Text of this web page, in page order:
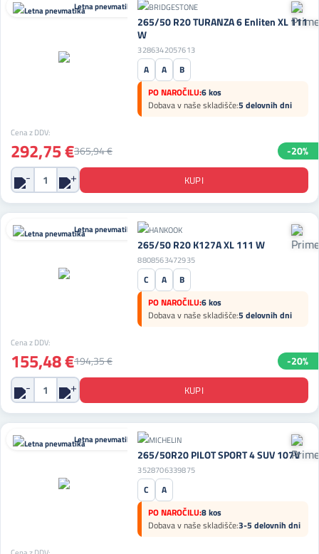
Letna pnevmatika
265/50 R20 TURANZA 6 Enliten XL 111
W
3286342057613
A A
B
PO NAROČILU:6 kos
Dobava v naše skladišče:5 delovnih dni
Cena z DDV:
292,75 €365,94 € -20%
Letna pnevmatika
265/50 R20 K127A XL 111 W
8808563472935
C A
B
PO NAROČILU:6 kos
Dobava v naše skladišče:5 delovnih dni
Cena z DDV:
155,48 €194,35 € -20%
Letna pnevmatika
265/50R20 PILOT SPORT 4 SUV 107V
3528706339875
C
A
PO NAROČILU:8 kos
Dobava v naše skladišče:3-5 delovnih dni